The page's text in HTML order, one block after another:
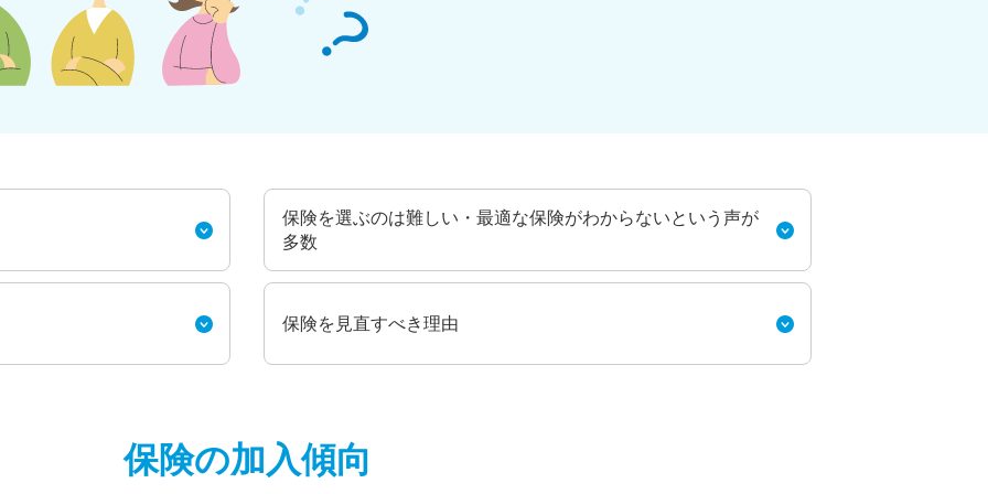
保険を選ぶのは難しい・最適な保険がわからないという声が
多数
保険を見直すべき理由
保険の加入傾向